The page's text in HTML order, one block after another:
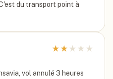
du transport point à
★ ★ ★ ★ ★
vol annulé 3 heures